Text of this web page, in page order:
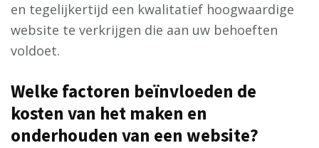
en tegelijkertijd een kwalitatief hoogwaardige
website te verkrijgen die aan uw behoeften
voldoet.
Welke factoren beïnvloeden de
kosten van het maken en
onderhouden van een website?